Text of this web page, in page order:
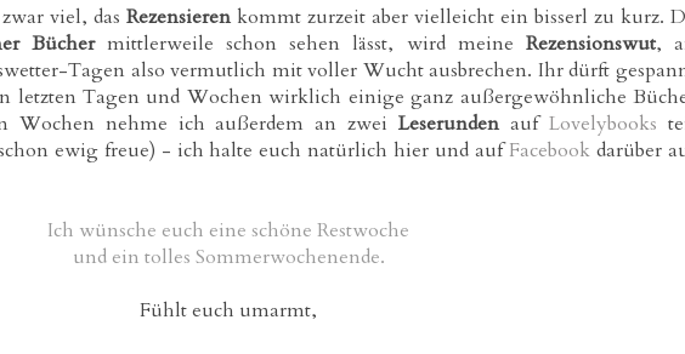
viel, das Rezensieren kommt zurzeit aber vielleicht ein bisserl zu kurz.
Büchermittlerweile schon sehen lässt, wird meine Rezensionswut,
Tagen also vermutlich mit voller Wucht ausbrechen. Ihr dürft
letzten Tagen und Wochen wirklich einige ganz außergewöhnliche
Wochen nehme ich außerdem an zweiLeserunden aufLovelybooks
ewig freue) - ich halte euch natürlich hier und aufFacebook darüber
Ich wünsche euch eine schöne Restwoche
und ein tolles Sommerwochenende.
Fühlt euch umarmt,